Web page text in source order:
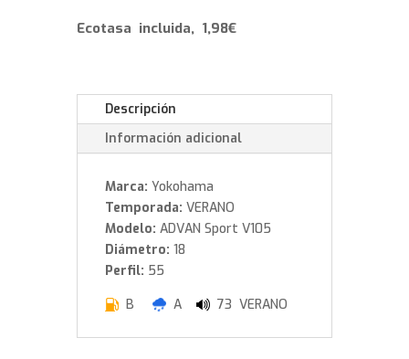
cantidad
Ecotasa incluida, 1,98€
Descripción
Información adicional
Marca: Yokohama
Temporada: VERANO
Modelo: ADVAN Sport V105
Diámetro: 18
Perfil: 55
B
A 73 VERANO